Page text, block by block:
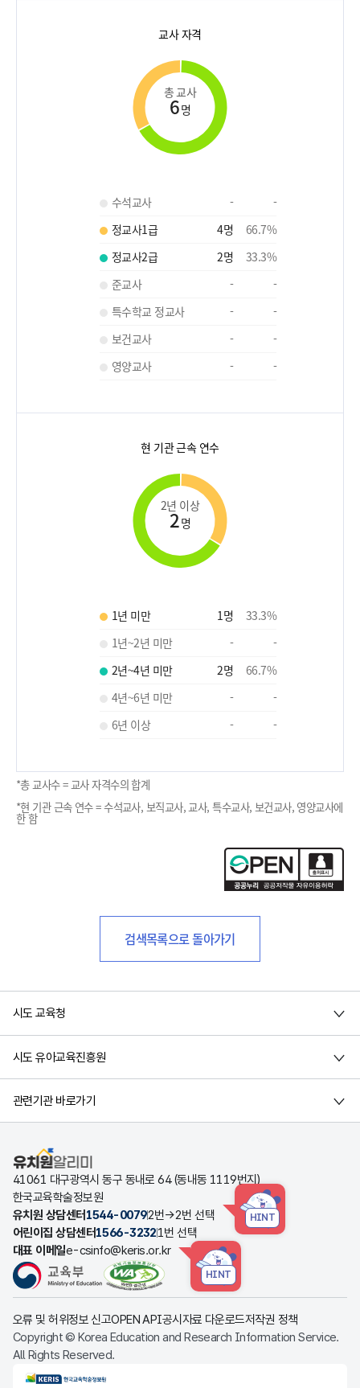
교사 자격
총 교사
6명
수석교사 -
-
정교사1급
4명 66.7%
정교사2급
2명 33.3%
준교사
-
-
특수학교 정교사
-
-
보건교사
-
-
영양교사
- -
현 기관 근속 연수
2년 이상
2명
1년 미만 1명 33.3%
1년~2년 미만
-
-
2년~4년 미만
2명 66.7%
4년~6년 미만
-
-
6년 이상
- -
*총 교사수 = 교사 자격수의 합계
*현 기관 근속 연수 = 수석교사, 보직교사, 교사, 특수교사, 보건교사, 영양교사에
한 함
검색목록으로 돌아가기
시도 교육청
시도 유아교육진흥원
관련기관 바로가기
유치원알리미
41061 대구광역시 동구 동내로 64 (동내동 1119번지)
한국교육학술정보원
유치원 상담센터 1544-00792번→2번 선택 HINT
어린이집 상담센터1566-32321번 선택
대표 이메일e-csinfo@keris.or.kr
HINT
오류 및 허위정보 신고OPEN API공시자료 다운로드저작권 정책
Copyright © Korea Education and Research Information Service.
All Rights Reserved.
KERIS한국교육학술정보원